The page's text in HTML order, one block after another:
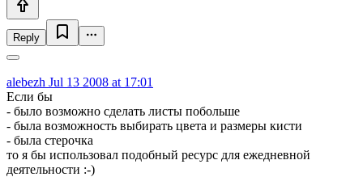
Reply
alebezh Jul 13 2008 at 17:01
Если бы
- было возможно сделать листы побольше
- была возможность выбирать цвета и размеры кисти
- была стерочка
то я бы использовал подобный ресурс для ежедневной
деятельности :-)